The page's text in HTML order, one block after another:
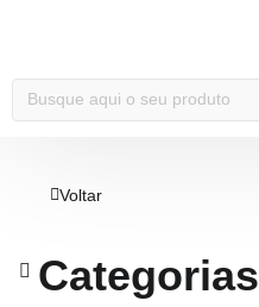
Voltar
Categorias